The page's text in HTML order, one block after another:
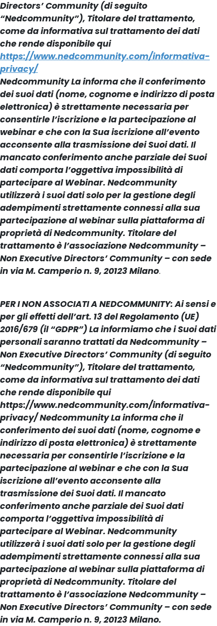
Directors’ Community (di seguito
“Nedcommunity”), Titolare del trattamento,
come da informativa sul trattamento dei dati
che rende disponibile qui
https://www.nedcommunity.com/informativa-
privacy/
Nedcommunity La informa che il conferimento
dei suoi dati (nome, cognome e indirizzo di posta
elettronica) è strettamente necessaria per
consentirle l’iscrizione e la partecipazione al
webinar e che con la Sua iscrizione all’evento
acconsente alla trasmissione dei Suoi dati. Il
mancato conferimento anche parziale dei Suoi
dati comporta l’oggettiva impossibilità di
partecipare al Webinar. Nedcommunity
utilizzerà i suoi dati solo per la gestione degli
adempimenti strettamente connessi alla sua
partecipazione al webinar sulla piattaforma di
proprietà di Nedcommunity. Titolare del
trattamento è l’associazione Nedcommunity –
Non Executive Directors’ Community – con sede
in via M. Camperio n. 9, 20123 Milano.
PER I NON ASSOCIATI A NEDCOMMUNITY: Ai sensi e
per gli effetti dell’art. 13 del Regolamento (UE)
2016/679 (il “GDPR”) La informiamo che i Suoi dati
personali saranno trattati da Nedcommunity –
Non Executive Directors’ Community (di seguito
“Nedcommunity”), Titolare del trattamento,
come da informativa sul trattamento dei dati
che rende disponibile qui
https://www.nedcommunity.com/informativa-
privacy/ Nedcommunity La informa che il
conferimento dei suoi dati (nome, cognome e
indirizzo di posta elettronica) è strettamente
necessaria per consentirle l’iscrizione e la
partecipazione al webinar e che con la Sua
iscrizione all’evento acconsente alla
trasmissione dei Suoi dati. Il mancato
conferimento anche parziale dei Suoi dati
comporta l’oggettiva impossibilità di
partecipare al Webinar. Nedcommunity
utilizzerà i suoi dati solo per la gestione degli
adempimenti strettamente connessi alla sua
partecipazione al webinar sulla piattaforma di
proprietà di Nedcommunity. Titolare del
trattamento è l’associazione Nedcommunity –
Non Executive Directors’ Community – con sede
in via M. Camperio n. 9, 20123 Milano.